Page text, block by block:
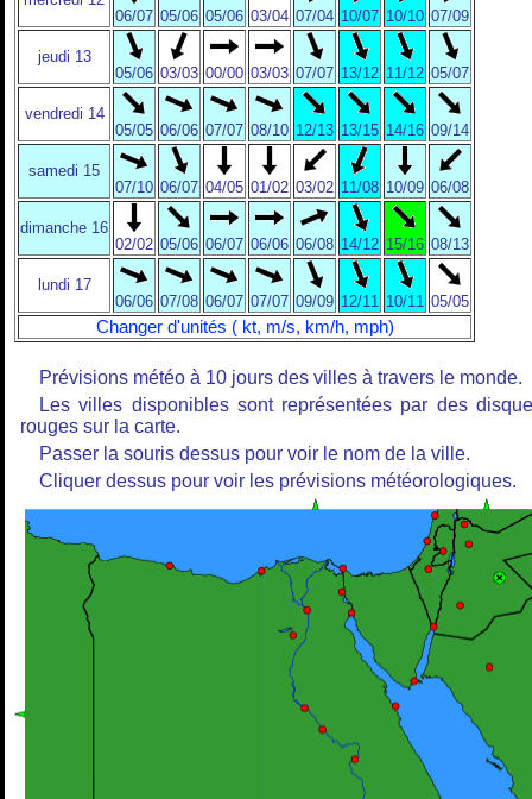
06/07 05/06 05/06 03/04 07/04 10/07 10/10 07/09
jeudi 13
05/06 03/03 00/00 03/03 07/07 13/12 11/12 05/07
vendredi 14
05/05 06/06 07/07 08/10 12/13 13/15 14/16 09/14
samedi 15
07/10 06/07 04/05 01/02 03/02 11/08 10/09 06/08
dimanche 16
02/02 05/06 06/07 06/06 06/08 14/12 15/16 08/13
lundi 17
06/06 07/08 06/07 07/07 09/09 12/11 10/11 05/05
Changer d'unités ( kt, m/s, km/h, mph)
Prévisions météo à 10 jours des villes à travers le monde.
Les villes disponibles sont représentées par des
rouges sur la carte.
Passer la souris dessus pour voir le nom de la ville.
Cliquer dessus pour voir les prévisions météorologiques.